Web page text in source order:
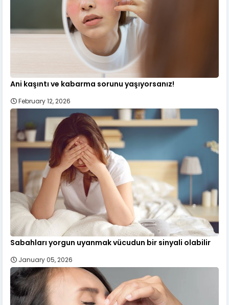
Ani kaşıntı ve kabarma sorunu yaşıyorsanız!
February 12, 2026
Sabahları yorgun uyanmak vücudun bir sinyali olabilir
January 05, 2026